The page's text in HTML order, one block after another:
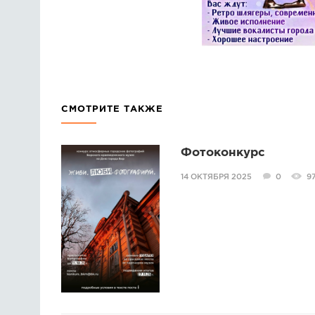
СМОТРИТЕ ТАКЖЕ
Фотоконкурс
14 ОКТЯБРЯ 2025 0